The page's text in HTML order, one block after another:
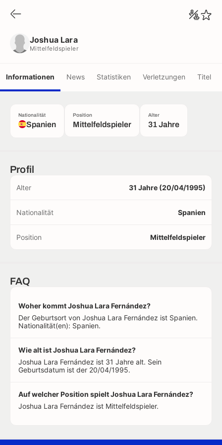
Joshua Lara
Mittelfeldspieler
Informationen News Statistiken Verletzungen Titel
Nationalität
Spanien
Position
Mittelfeldspieler
Alter
31 Jahre
Profil
Alter 31 Jahre (20/04/1995)
Nationalität Spanien
Position Mittelfeldspieler
FAQ
Woher kommt Joshua Lara Fernández?
Der Geburtsort von Joshua Lara Fernández ist Spanien.
Nationalität(en): Spanien.
Wie alt ist Joshua Lara Fernández?
Joshua Lara Fernández ist 31 Jahre alt. Sein
Geburtsdatum ist der 20/04/1995.
Auf welcher Position spielt Joshua Lara Fernández?
Joshua Lara Fernández ist Mittelfeldspieler.